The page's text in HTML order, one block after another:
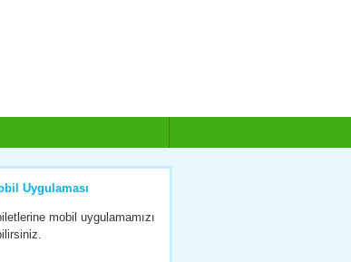
Uygulaması
mobil uygulamamızı